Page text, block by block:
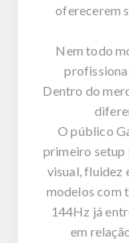
oferecerem
Nem todo
Dentro do
O público
primeiro setup
visual, fluidez
modelos com
144Hz já
em